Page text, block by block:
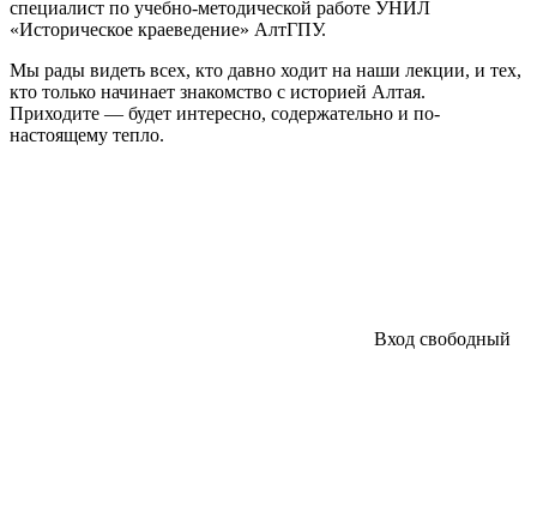
специалист по учебно-методической работе УНИЛ
«Историческое краеведение» АлтГПУ.
Мы рады видеть всех, кто давно ходит на наши лекции, и тех,
кто только начинает знакомство с историей Алтая.
Приходите — будет интересно, содержательно и по-
настоящему тепло.
Вход свободный